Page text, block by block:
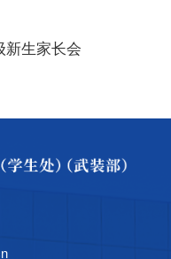
新生家长会